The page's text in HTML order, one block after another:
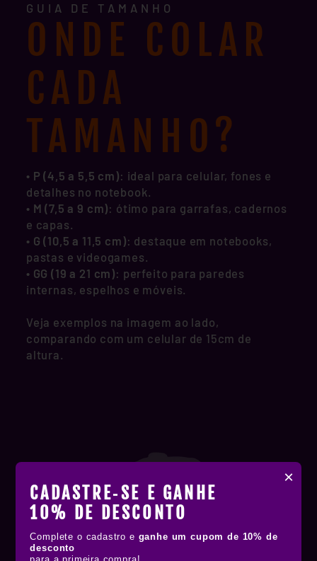
×
CADASTRE‑SE E GANHE
10% DE DESCONTO
Complete o cadastro e ganhe um cupom de 10% de
desconto
para a primeira compra!
GUIA DE TAMANHO
ONDE COLAR
CADA
TAMANHO?
• P (4,5 a 5,5 cm): ideal para celular, fones e
detalhes no notebook.
• M (7,5 a 9 cm): ótimo para garrafas, cadernos
e capas.
• G (10,5 a 11,5 cm): destaque em notebooks,
pastas e videogames.
• GG (19 a 21 cm): perfeito para paredes
internas, espelhos e móveis.
Veja exemplos na imagem ao lado,
comparando com um celular de 15cm de
altura.